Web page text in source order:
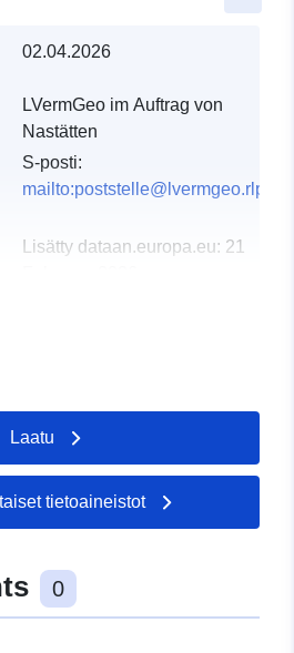
02.04.2026
LVermGeo im Auftrag von
Nastätten
S-posti:
mailto:poststelle@lvermgeo.rlp.de
Lisätty dataan.europa.eu: 21
50.2008 ], [ 7.85036,
50.2008 ], [ 7.85036, 50.2 ], [
7.84875, 50.2 ], [ 7.84875,
50.2008 ] ]
Tyyppi: Polygon
http://data.europa.eu/88u/dataset/
41a3-679b-5f6e-50499614d63f
Laatu
tietoaineistot
0